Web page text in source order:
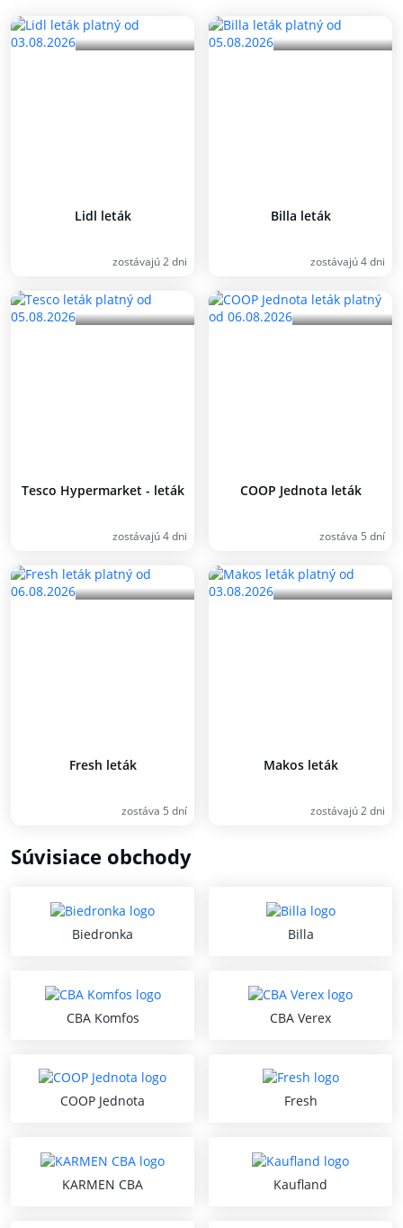
Lidl leták
zostávajú 2 dni
Billa leták
zostávajú 4 dni
Tesco Hypermarket - leták
zostávajú 4 dni
COOP Jednota leták
zostáva 5 dní
Fresh leták
zostáva 5 dní
Makos leták
zostávajú 2 dni
Súvisiace obchody
Biedronka Billa
CBA Komfos CBA Verex
COOP Jednota Fresh
KARMEN CBA Kaufland